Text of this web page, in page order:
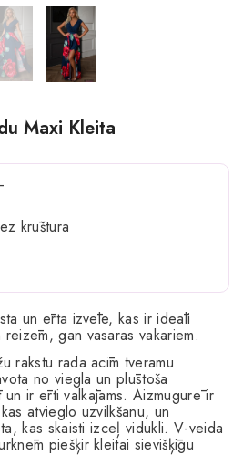
Maxi Kleita
krūštura
un ērta izvēle, kas ir ideāli
gan vasaras vakariem.
rakstu rada acīm tveramu
no viegla un plūstoša
un ir ērti valkājams. Aizmugurē ir
atvieglo uzvilkšanu, un
kas skaisti izceļ vidukli. V-veida
piešķir kleitai sievišķīgu